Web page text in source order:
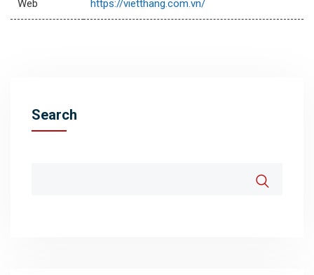
Web https://vietthang.com.vn/
Search